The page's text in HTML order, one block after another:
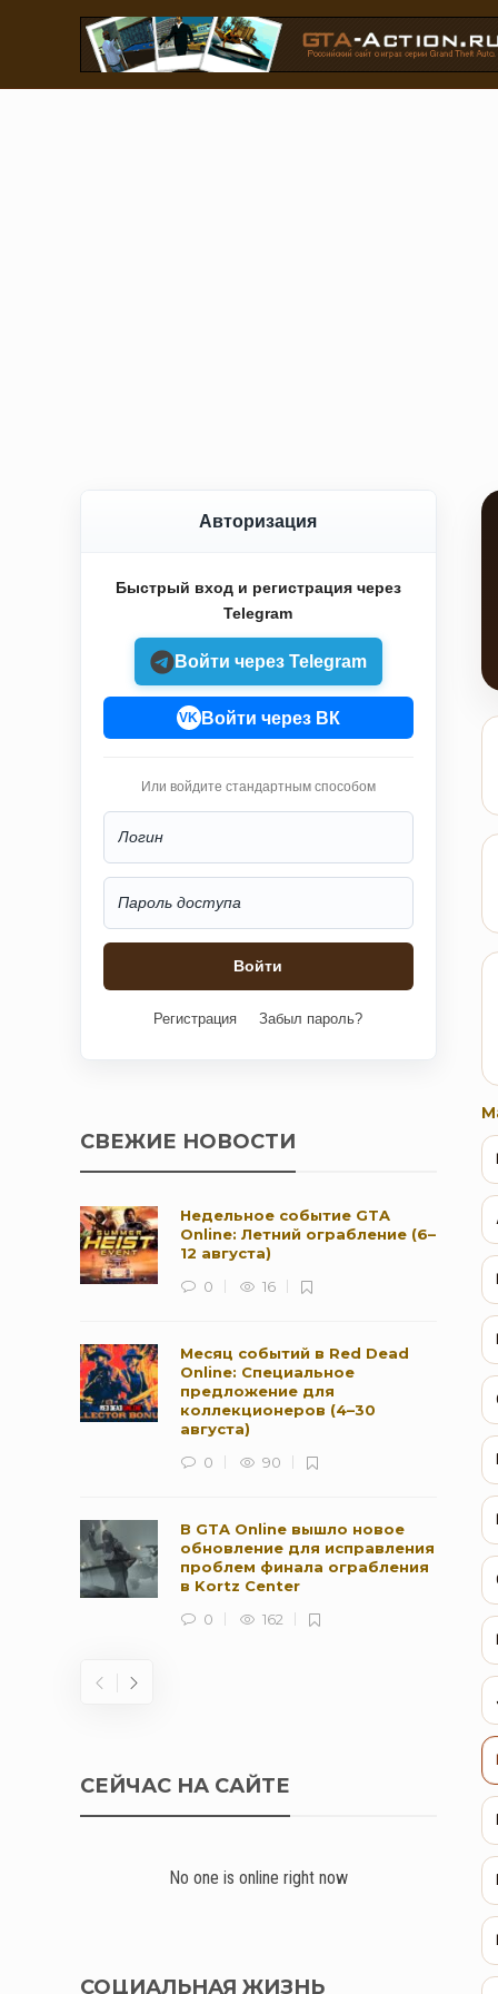
Авторизация
Быстрый вход и регистрация через
Telegram
Войти через Telegram
VK Войти через ВК
Или войдите стандартным способом
Регистрация Забыл пароль?
СВЕЖИЕ НОВОСТИ
Недельное событие GTA
Online: Летний ограбление (6–
12 августа)
0
16
Месяц событий в Red Dead
Online: Специальное
предложение для
коллекционеров (4–30
августа)
0
90
В GTA Online вышло новое
обновление для исправления
проблем финала ограбления
в Kortz Center
0
162
СЕЙЧАС НА САЙТЕ
No one is online right now
СОЦИАЛЬНАЯ ЖИЗНЬ